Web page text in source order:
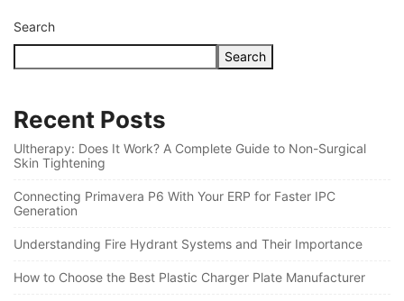
Search
Search
Recent Posts
Ultherapy: Does It Work? A Complete Guide to Non-Surgical
Skin Tightening
Connecting Primavera P6 With Your ERP for Faster IPC
Generation
Understanding Fire Hydrant Systems and Their Importance
How to Choose the Best Plastic Charger Plate Manufacturer